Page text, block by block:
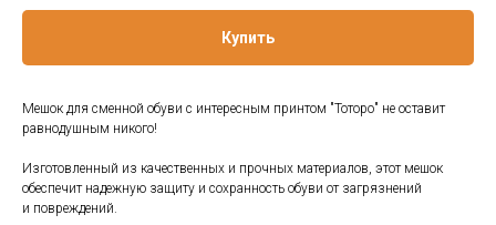
Купить
Мешок для сменной обуви с интересным принтом "Тоторо" не оставит
равнодушным никого!
Изготовленный из качественных и прочных материа лов, этот мешок
обеспечит надежную защиту и сохранность обуви от загрязнений
и повреждений.